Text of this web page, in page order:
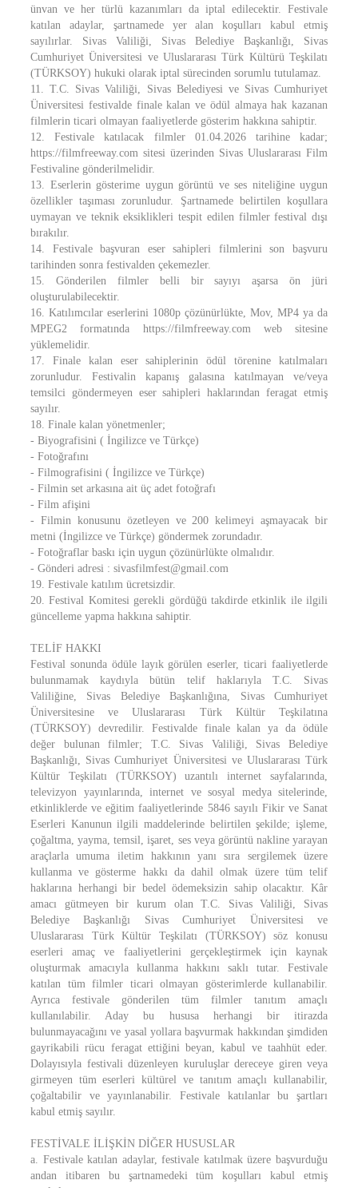
ünvan ve her türlü kazanımları da iptal edilecektir. Festivale
katılan adaylar, şartnamede yer alan koşulları kabul etmiş
sayılırlar. Sivas Valiliği, Sivas Belediye Başkanlığı, Sivas
Cumhuriyet Üniversitesi ve Uluslararası Türk Kültürü Teşkilatı
(TÜRKSOY) hukuki olarak iptal sürecinden sorumlu tutulamaz.
11. T.C. Sivas Valiliği, Sivas Belediyesi ve Sivas Cumhuriyet
Üniversitesi festivalde finale kalan ve ödül almaya hak kazanan
filmlerin ticari olmayan faaliyetlerde gösterim hakkına sahiptir.
12. Festivale katılacak filmler 01.04.2026 tarihine kadar;
https://filmfreeway.com sitesi üzerinden Sivas Uluslararası Film
Festivaline gönderilmelidir.
13. Eserlerin gösterime uygun görüntü ve ses niteliğine uygun
özellikler taşıması zorunludur. Şartnamede belirtilen koşullara
uymayan ve teknik eksiklikleri tespit edilen filmler festival dışı
bırakılır.
14. Festivale başvuran eser sahipleri filmlerini son başvuru
tarihinden sonra festivalden çekemezler.
15. Gönderilen filmler belli bir sayıyı aşarsa ön jüri
oluşturulabilecektir.
16. Katılımcılar eserlerini 1080p çözünürlükte, Mov, MP4 ya da
MPEG2 formatında https://filmfreeway.com web sitesine
yüklemelidir.
17. Finale kalan eser sahiplerinin ödül törenine katılmaları
zorunludur. Festivalin kapanış galasına katılmayan ve/veya
temsilci göndermeyen eser sahipleri haklarından feragat etmiş
sayılır.
18. Finale kalan yönetmenler;
- Biyografisini ( İngilizce ve Türkçe)
- Fotoğrafını
- Filmografisini ( İngilizce ve Türkçe)
- Filmin set arkasına ait üç adet fotoğrafı
- Film afişini
- Filmin konusunu özetleyen ve 200 kelimeyi aşmayacak bir
metni (İngilizce ve Türkçe) göndermek zorundadır.
- Fotoğraflar baskı için uygun çözünürlükte olmalıdır.
- Gönderi adresi : sivasfilmfest@gmail.com
19. Festivale katılım ücretsizdir.
20. Festival Komitesi gerekli gördüğü takdirde etkinlik ile ilgili
güncelleme yapma hakkına sahiptir.
TELİF HAKKI
Festival sonunda ödüle layık görülen eserler, ticari faaliyetlerde
bulunmamak kaydıyla bütün telif haklarıyla T.C. Sivas
Valiliğine, Sivas Belediye Başkanlığına, Sivas Cumhuriyet
Üniversitesine ve Uluslararası Türk Kültür Teşkilatına
(TÜRKSOY) devredilir. Festivalde finale kalan ya da ödüle
değer bulunan filmler; T.C. Sivas Valiliği, Sivas Belediye
Başkanlığı, Sivas Cumhuriyet Üniversitesi ve Uluslararası Türk
Kültür Teşkilatı (TÜRKSOY) uzantılı internet sayfalarında,
televizyon yayınlarında, internet ve sosyal medya sitelerinde,
etkinliklerde ve eğitim faaliyetlerinde 5846 sayılı Fikir ve Sanat
Eserleri Kanunun ilgili maddelerinde belirtilen şekilde; işleme,
çoğaltma, yayma, temsil, işaret, ses veya görüntü nakline yarayan
araçlarla umuma iletim hakkının yanı sıra sergilemek üzere
kullanma ve gösterme hakkı da dahil olmak üzere tüm telif
haklarına herhangi bir bedel ödemeksizin sahip olacaktır. Kâr
amacı gütmeyen bir kurum olan T.C. Sivas Valiliği, Sivas
Belediye Başkanlığı Sivas Cumhuriyet Üniversitesi ve
Uluslararası Türk Kültür Teşkilatı (TÜRKSOY) söz konusu
eserleri amaç ve faaliyetlerini gerçekleştirmek için kaynak
oluşturmak amacıyla kullanma hakkını saklı tutar. Festivale
katılan tüm filmler ticari olmayan gösterimlerde kullanabilir.
Ayrıca festivale gönderilen tüm filmler tanıtım amaçlı
kullanılabilir. Aday bu hususa herhangi bir itirazda
bulunmayacağını ve yasal yollara başvurmak hakkından şimdiden
gayrikabili rücu feragat ettiğini beyan, kabul ve taahhüt eder.
Dolayısıyla festivali düzenleyen kuruluşlar dereceye giren veya
girmeyen tüm eserleri kültürel ve tanıtım amaçlı kullanabilir,
çoğaltabilir ve yayınlanabilir. Festivale katılanlar bu şartları
kabul etmiş sayılır.
FESTİVALE İLİŞKİN DİĞER HUSUSLAR
a. Festivale katılan adaylar, festivale katılmak üzere başvurduğu
andan itibaren bu şartnamedeki tüm koşulları kabul etmiş